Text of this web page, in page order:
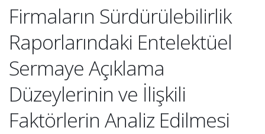
Firmaların Sürdürülebilirlik
Raporlarındaki Entelektüel
Sermaye Açıklama
Düzeylerinin ve İlişkili
Faktörlerin Analiz Edilmesi